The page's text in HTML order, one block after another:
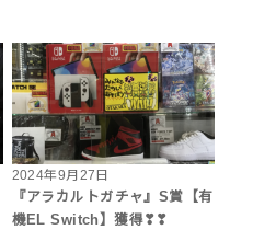
2024年9月27日
『アラカルトガチャ』S賞【有
機EL Switch】獲得❣❣